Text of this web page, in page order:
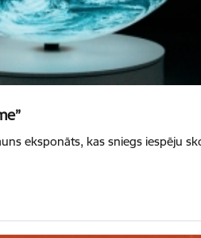
eksponāts, kas sniegs iespēju